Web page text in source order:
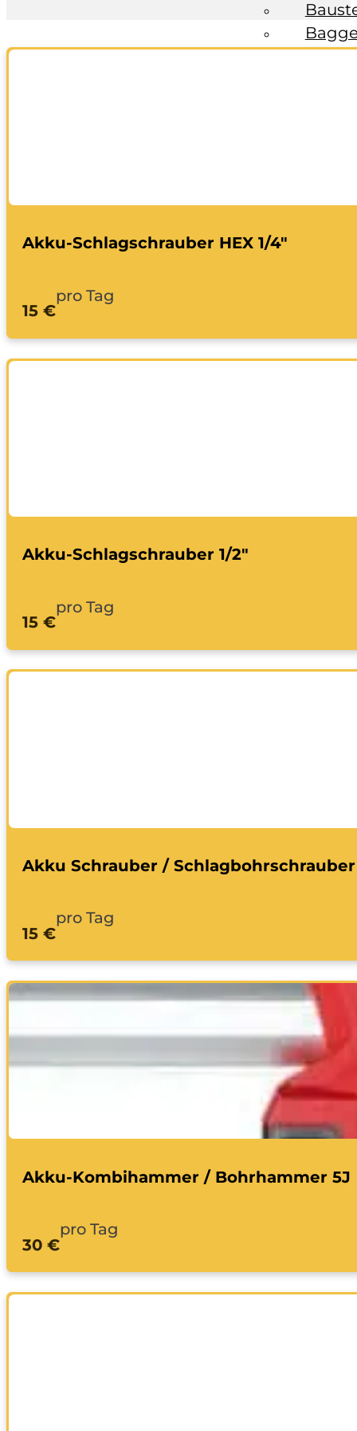
Akku-Schlagschrauber HEX 1/4"
15 €
pro Tag
Akku-Schlagschrauber 1/2"
15 €
pro Tag
Akku Schrauber / Schlagbohrschrauber
15 €
pro Tag
Akku-Kombihammer / Bohrhammer 5J
30 €
pro Tag